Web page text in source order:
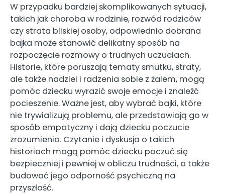
W przypadku bardziej skomplikowanych sytuacji,
takich jak choroba w rodzinie, rozwód rodziców
czy strata bliskiej osoby, odpowiednio dobrana
bajka może stanowić delikatny sposób na
rozpoczęcie rozmowy o trudnych uczuciach.
Historie, które poruszają tematy smutku, straty,
ale także nadziei i radzenia sobie z żalem, mogą
pomóc dziecku wyrazić swoje emocje i znaleźć
pocieszenie. Ważne jest, aby wybrać bajki, które
nie trywializują problemu, ale przedstawiają go w
sposób empatyczny i dają dziecku poczucie
zrozumienia. Czytanie i dyskusja o takich
historiach mogą pomóc dziecku poczuć się
bezpieczniej i pewniej w obliczu trudności, a także
budować jego odporność psychiczną na
przyszłość.